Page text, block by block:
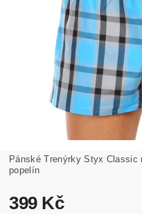
Pánské Trenýrky Styx
popelín
399 Kč